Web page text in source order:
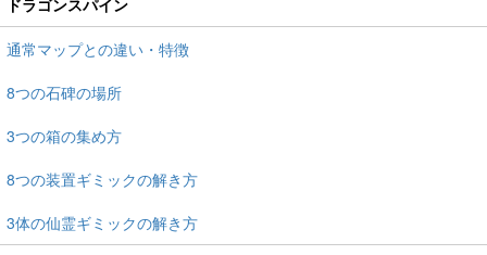
ドラゴンスパイン
通常マップとの違い・特徴
8つの石碑の場所
3つの箱の集め方
8つの装置ギミックの解き方
3体の仙霊ギミックの解き方